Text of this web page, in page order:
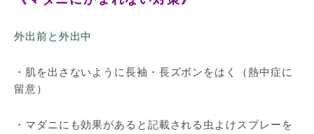
外出前と外出中
・肌を出さないように長袖・長ズボンをはく（熱中症に
留意）
・マダニにも効果があると記載される虫よけスプレーを